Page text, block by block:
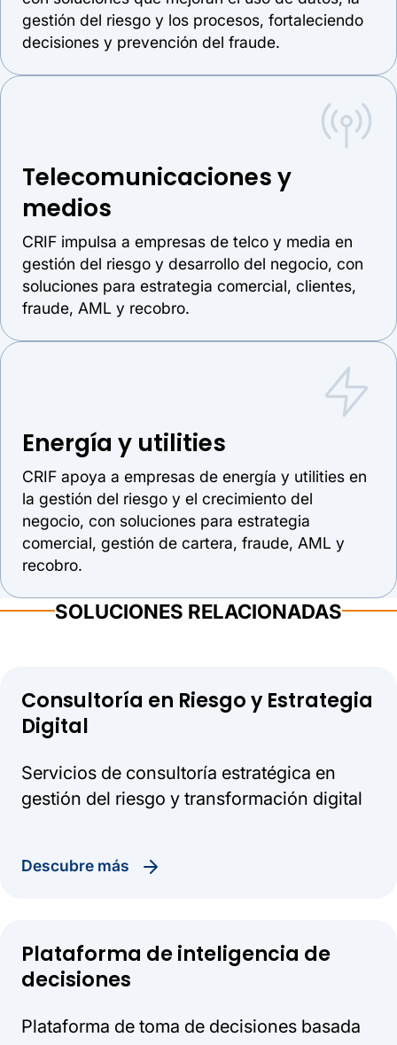
gestión del riesgo y los procesos, fortaleciendo
decisiones y prevención del fraude.
Telecomunicaciones y
medios
CRIF impulsa a empresas de telco y media en
gestión del riesgo y desarrollo del negocio, con
soluciones para estrategia comercial, clientes,
fraude, AML y recobro.
Energía y utilities
CRIF apoya a empresas de energía y utilities en
la gestión del riesgo y el crecimiento del
negocio, con soluciones para estrategia
comercial, gestión de cartera, fraude, AML y
recobro.
SOLUCIONES RELACIONADAS
Consultoría en Riesgo y Estrategia
Digital
Servicios de consultoría estratégica en
gestión del riesgo y transformación digital
descubre más
Plataforma de inteligencia de
decisiones
Plataforma de toma de decisiones basada